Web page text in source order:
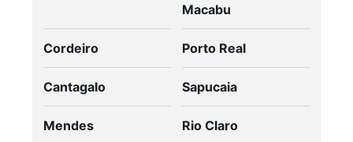
Macabu
Cordeiro Porto Real
Cantagalo Sapucaia
Mendes Rio Claro